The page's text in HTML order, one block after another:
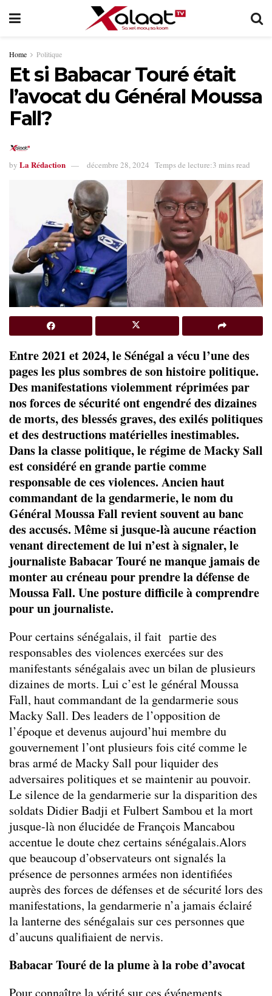
Home Politique
Et si Babacar Touré était
l’avocat du Général Moussa
Fall?
by La Rédaction décembre 28, 2024 Temps de lecture:3 mins read
Entre 2021 et 2024, le Sénégal a vécu l’une des
pages les plus sombres de son histoire politique.
Des manifestations violemment réprimées par
nos forces de sécurité ont engendré des dizaines
de morts, des blessés graves, des exilés politiques
et des destructions matérielles inestimables.
Dans la classe politique, le régime de Macky Sall
est considéré en grande partie comme
responsable de ces violences. Ancien haut
commandant de la gendarmerie, le nom du
Général Moussa Fall revient souvent au banc
des accusés. Même si jusque-là aucune réaction
venant directement de lui n’est à signaler, le
journaliste Babacar Touré ne manque jamais de
monter au créneau pour prendre la défense de
Moussa Fall. Une posture difficile à comprendre
pour un journaliste.
Pour certains sénégalais, il fait partie des
responsables des violences exercées sur des
manifestants sénégalais avec un bilan de plusieurs
dizaines de morts. Lui c’est le général Moussa
Fall, haut commandant de la gendarmerie sous
Macky Sall. Des leaders de l’opposition de
l’époque et devenus aujourd’hui membre du
gouvernement l’ont plusieurs fois cité comme le
bras armé de Macky Sall pour liquider des
adversaires politiques et se maintenir au pouvoir.
Le silence de la gendarmerie sur la disparition des
soldats Didier Badji et Fulbert Sambou et la mort
jusque-là non élucidée de François Mancabou
accentue le doute chez certains sénégalais.Alors
que beaucoup d’observateurs ont signalés la
présence de personnes armées non identifiées
auprès des forces de défenses et de sécurité lors des
manifestations, la gendarmerie n’a jamais éclairé
la lanterne des sénégalais sur ces personnes que
d’aucuns qualifiaient de nervis.
Babacar Touré de la plume à la robe d’avocat
Pour connaître la vérité sur ces événements